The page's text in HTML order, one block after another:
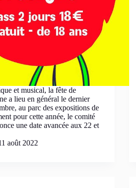
et musical, la fête de
a lieu en général le dernier
au parc des expositions de
pour cette année, le comité
une date avancée aux 22 et
août 2022